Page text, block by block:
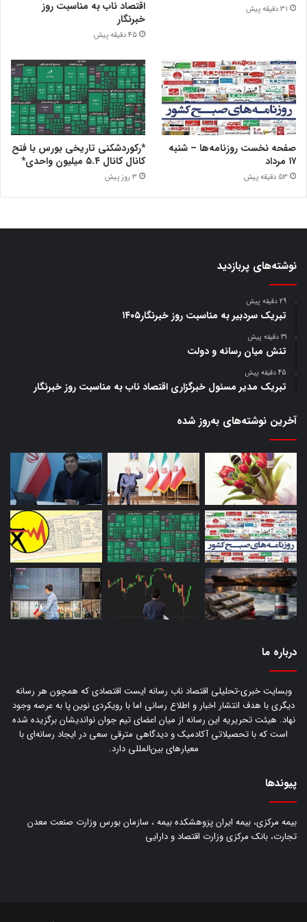
31 دقیقه پیش
اقتصاد ناب به مناسبت روز
خبرنگار
45 دقیقه پیش
صفحه نخست روزنامه‌ها – شنبه
۱۷ مرداد
53 دقیقه پیش
*رکوردشکنی تاریخی بورس با فتح
کانال کانال ۵.۴ میلیون واحدی*
3 روز پیش
نوشته‌های پربازدید
29 دقیقه پیش
تبریک سردبیر به مناسبت روز خبرنگار۱۴۰۵
31 دقیقه پیش
تنش میان رسانه و دولت
45 دقیقه پیش
تبریک مدیر مسئول خبرگزاری اقتصاد ناب به مناسبت روز خبرنگار
آخرین نوشته‌های‌ به‌روز شده
درباره‌ ما
وبسایت خبری-تحلیلی اقتصاد ناب رسانه‌ ایست اقتصادی که همچون هر رسانه
دیگری با هدف انتشار اخبار و اطلاع رسانی اما با رویکردی نوین پا به عرصه وجود
نهاد. هیئت تحریریه این رسانه از میان اعضای تیم جوان نواندیشان برگزیده شده
است که با تحصیلاتی آکادمیک و دیدگاهی‌ مترقی سعی در ایجاد رسانه‌ای با
معیار‌های بین‌المللی دارد.
پیوندها
بیمه مرکزی، بیمه ایران پزوهشکده بیمه ، سازمان بورس وزارت صنعت معدن
تجارت، بانک مرکزی وزارت اقتصاد و دارایی